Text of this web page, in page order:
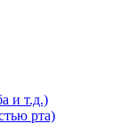
и т.д.)
рта)